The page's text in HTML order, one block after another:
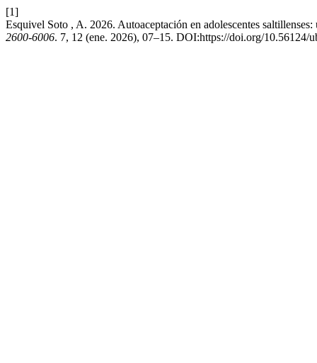
[1]
Esquivel Soto , A. 2026. Autoaceptación en adolescentes
2600-6006. 7, 12 (ene. 2026), 07–15. DOI:https://doi.org/10.56124/